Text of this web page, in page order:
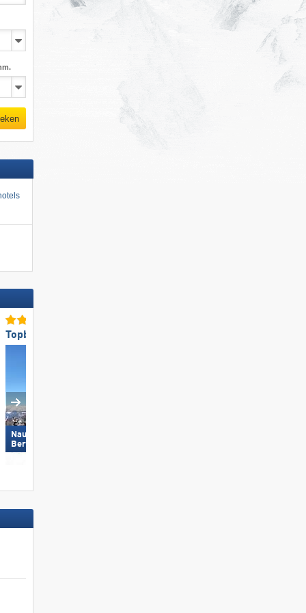
Topbergrestaurants/-hutten
Nauders am Reschenpass –
Bergkastel